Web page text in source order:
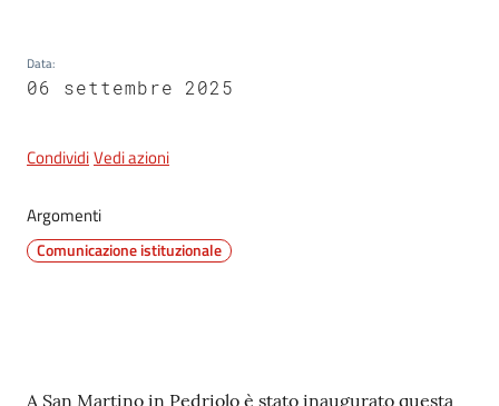
Tutti
gli
Data:
06 settembre 2025
CondividiVedi azioni
Argomenti
Comunicazione istituzionale
A San Martino in Pedriolo è stato inaugurato questa